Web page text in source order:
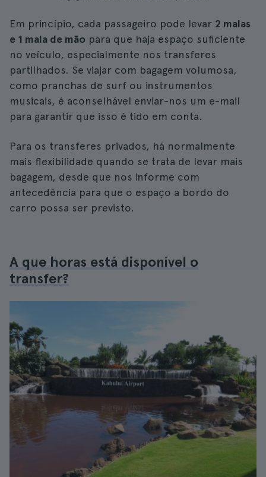
Em princípio, cada passageiro pode levar 2 malas
e 1 mala de mão para que haja espaço suficiente
no veículo, especialmente nos transferes
partilhados. Se viajar com bagagem volumosa,
como pranchas de surf ou instrumentos
musicais, é aconselhável enviar-nos um e-mail
para garantir que isso é tido em conta.
Para os transferes privados, há normalmente
mais flexibilidade quando se trata de levar mais
bagagem, desde que nos informe com
antecedência para que o espaço a bordo do
carro possa ser previsto.
A que horas está disponível o
transfer?